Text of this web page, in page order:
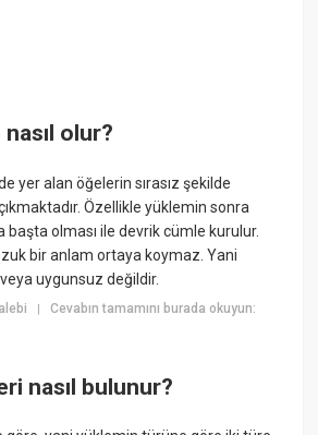
olur?
yer alan öğelerin sırasız şekilde
Özellikle yüklemin sonra
başta olması ile devrik cümle kurulur.
bir anlam ortaya koymaz. Yani
uygunsuz değildir.
|Cevabın tamamını burada okuyun:
nasıl bulunur?